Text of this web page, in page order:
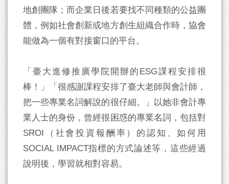
地創團隊；而企業日後若要找不同種類的公益團
體，例如社會創新或地方創生組織合作時，協會
能做為一個有對接窗口的平台。
「臺大進修推廣學院開辦的ESG課程安排很
棒！」「很感謝課程安排了臺大老師與會計師，
把一些專業名詞解說的很仔細。」以她非會計專
業人士的身份，曾經很困惑的專業名詞，包括對
SROI（社會投資報酬率）的認知、如何用
SOCIAL IMPACT指標的方式論述等，這些經過
說明後，學習就相對容易。